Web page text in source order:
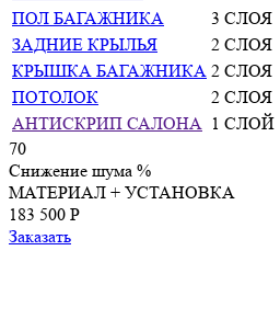
ПОЛ БАГАЖНИКА
3 СЛОЯ
ЗАДНИЕ КРЫЛЬЯ
2 СЛОЯ
КРЫШКА БАГАЖНИКА 2 СЛОЯ
ПОТОЛОК
2 СЛОЯ
АНТИСКРИП САЛОНА 1 СЛОЙ
70
Снижение шума %
МАТЕРИАЛ + УСТАНОВКА
183 500 P
Заказать